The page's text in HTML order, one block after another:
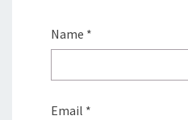
Name *
Email *